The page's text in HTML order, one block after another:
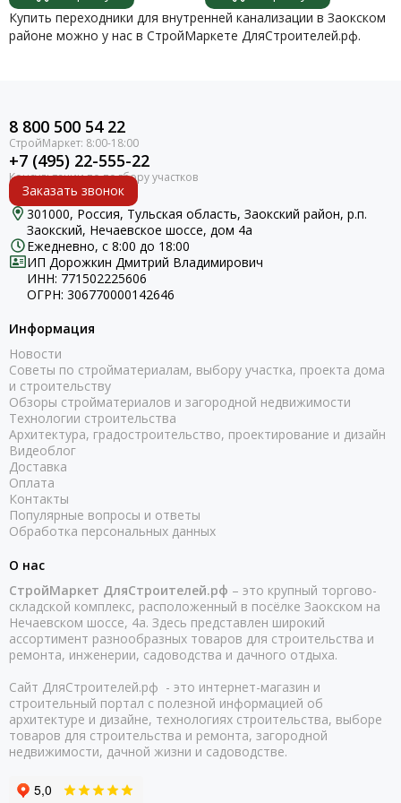
Купить переходники для внутренней канализации в Заокском
районе можно у нас в СтройМаркете ДляСтроителей.рф.
8 800 500 54 22
+7 (495) 22-555-22
Заказать звонок
301000, Россия, Тульская область, Заокский район, р.п.
Заокский, Нечаевское шоссе, дом 4а
Ежедневно, с 8:00 до 18:00
ИП Дорожкин Дмитрий Владимирович
ИНН: 771502225606
ОГРН: 306770000142646
Информация
Новости
Советы по стройматериалам, выбору участка, проекта дома
и строительству
Обзоры стройматериалов и загородной недвижимости
Технологии строительства
Архитектура, градостроительство, проектирование и дизайн
Видеоблог
Доставка
Оплата
Контакты
Популярные вопросы и ответы
Обработка персональных данных
О нас
СтройМаркет ДляСтроителей.рф – это крупный торгово-
складской комплекс, расположенный в посёлке Заокском на
Нечаевском шоссе, 4а. Здесь представлен широкий
ассортимент разнообразных товаров для строительства и
ремонта, инженерии, садоводства и дачного отдыха.
Сайт ДляСтроителей.рф - это интернет-магазин и
строительный портал с полезной информацией об
архитектуре и дизайне, технологиях строительства, выборе
товаров для строительства и ремонта, загородной
недвижимости, дачной жизни и садоводстве.